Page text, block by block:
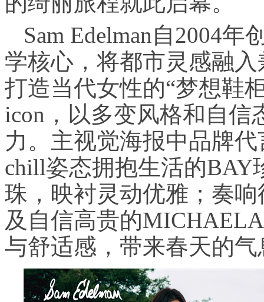
Sam Edelman自2004
学核心，将都市灵感融
打造当代女性的“梦想鞋
icon，以多变风格和自信
力。主视觉海报中品牌
chill姿态拥抱生活的BAY
珠，映衬灵动优雅；奏
及自信高贵的
与舒适感，带来春天的气